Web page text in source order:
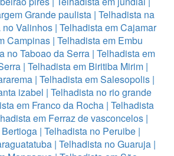
Grande paulista | Telhadista na
no Valinhos| Telhadista em Cajamar
Campinas| Telhadista em Embu
no Taboao da Serra | Telhadista em
| Telhadista em Biritiba Mirim|
| Telhadista em Salesopolis |
izabel | Telhadista no rio grande
em Franco da Rocha | Telhadista
em Ferraz de vasconcelos |
| Telhadista no Peruibe |
| Telhadista no Guaruja|